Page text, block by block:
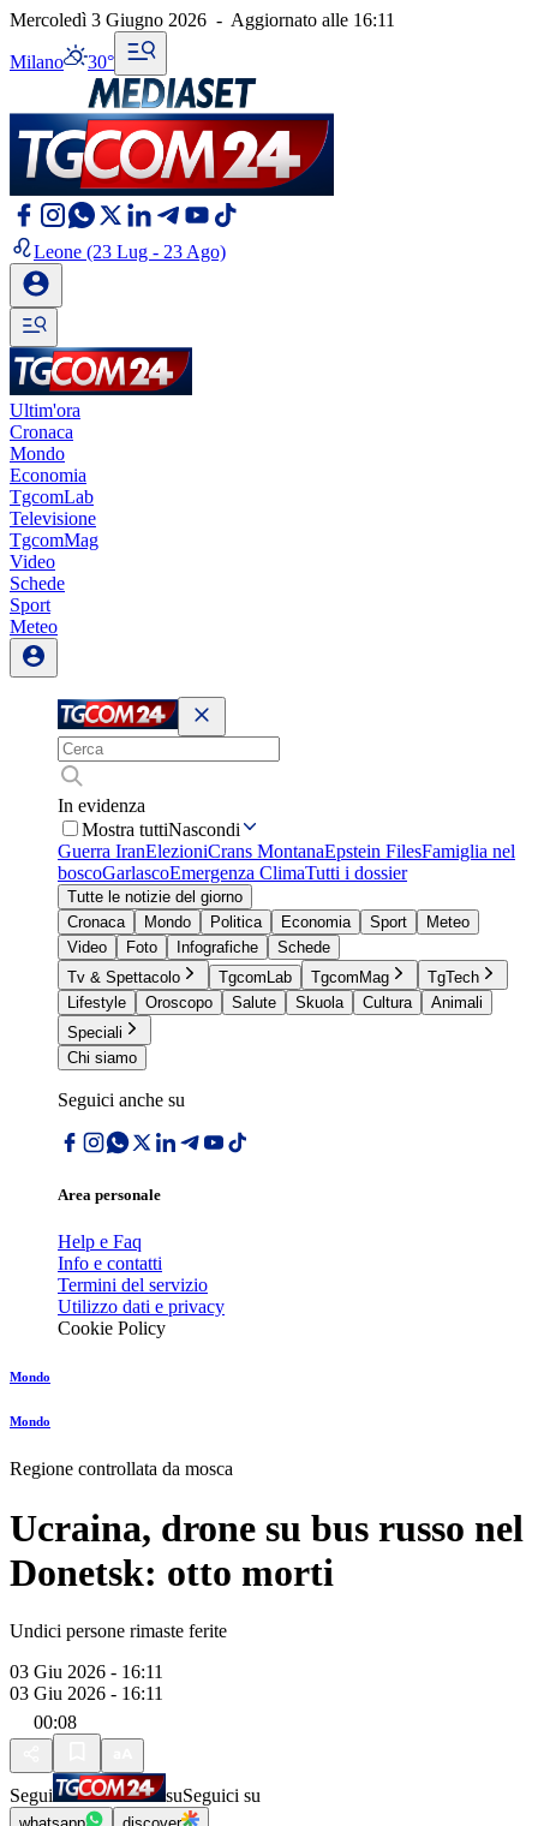
Mercoledì 3 Giugno 2026 - Aggiornato alle 16:11
Milano 30°
Leone (23 Lug - 23 Ago)
Ultim'ora
Cronaca
Mondo
Economia
TgcomLab
Televisione
TgcomMag
Video
Schede
Sport
Meteo
In evidenza
Mostra tuttiNascondi
Guerra IranElezioniCrans MontanaEpstein FilesFamiglia nel
boscoGarlascoEmergenza ClimaTutti i dossier
Tutte le notizie del giorno
Cronaca
Mondo Politica Economia Sport
Meteo
Video
Foto Infografiche
Schede
Tv & Spettacolo
TgcomLab TgcomMag
TgTech
Lifestyle
Oroscopo Salute Skuola Cultura
Animali
Speciali
Chi siamo
Seguici anche su
Area personale
Help e Faq
Info e contatti
Termini del servizio
Utilizzo dati e privacy
Cookie Policy
Mondo
Mondo
Regione controllata da mosca
Ucraina, drone su bus russo nel
Donetsk: otto morti
Undici persone rimaste ferite
03 Giu 2026 - 16:11
03 Giu 2026 - 16:11
00:08
Segui suSeguici su